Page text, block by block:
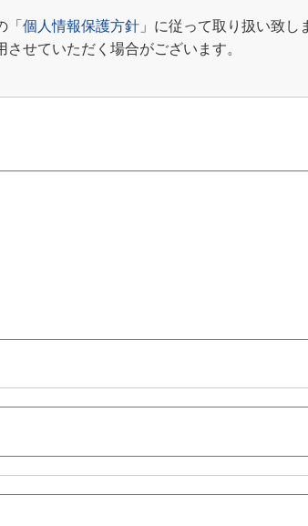
「 個人情報保護方針 」に従って取り扱い致し
せていただく場合がございます。